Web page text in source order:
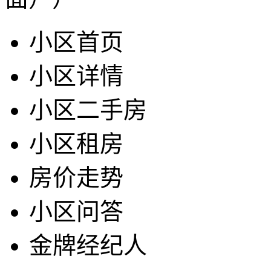
小区首页
小区详情
小区二手房
小区租房
房价走势
小区问答
金牌经纪人